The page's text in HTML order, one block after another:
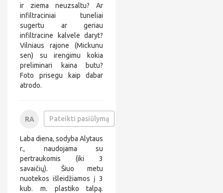
ir ziema neuzsaltu? Ar
infiltraciniai tuneliai
sugertu ar geriau
infiltracine kalvele daryt?
Vilniaus rajone (Mickunu
sen) su irengimu kokia
preliminari kaina butu?
Foto prisegu kaip dabar
atrodo.
RA
6
*
*
*
5
2
*
*
*
*
*
*
*
Pateikti pasiūlymą
Laba diena, sodyba Alytaus
r., naudojama su
pertraukomis (iki 3
savaičių). Šiuo metu
nuotekos išleidžiamos į 3
kub. m. plastiko talpą.